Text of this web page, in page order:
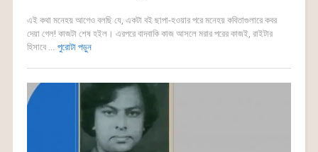
এই কথা মনেহয় আগেও বলছি যে, একটা বই ছাপা-হওয়ার পরে মনেহয় কবিতাগুলারে কবর
দেয়া গেল! কাজটা শেষ হইল। এরপরে বাদবাকি কাজ আসলে মরার পরের কাজই, রাইটার
হিসাবে ... পুরোটা পড়ুন